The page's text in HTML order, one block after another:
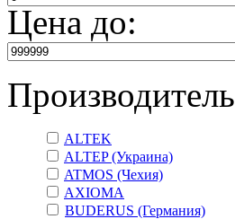
Цена до:
Производитель
ALTEK
ALTEP (Украина)
ATMOS (Чехия)
AXIOMA
BUDERUS (Германия)